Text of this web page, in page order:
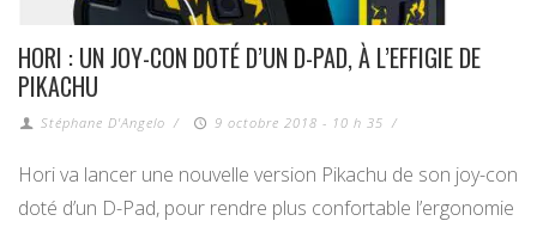
HORI : UN JOY-CON DOTÉ D’UN D-PAD, À L’EFFIGIE DE
PIKACHU
Stéphane D'Angelo / 9 octobre 2018 - 10 h 35 /
Hori va lancer une nouvelle version Pikachu de son joy-con
doté d’un D-Pad, pour rendre plus confortable l’ergonomie